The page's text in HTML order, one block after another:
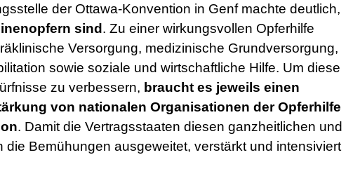
der Ottawa-Konvention in Genf machte deutlich,
sind. Zu einer wirkungsvollen Opferhilfe
Versorgung, medizinische Grundversorgung,
sowie soziale und wirtschaftliche Hilfe. Um diese
zu verbessern, braucht es jeweils einen
von nationalen Organisationen der Opferhilfe
. Damit die Vertragsstaaten diesen ganzheitlichen und
Bemühungen ausgeweitet, verstärkt und intensiviert